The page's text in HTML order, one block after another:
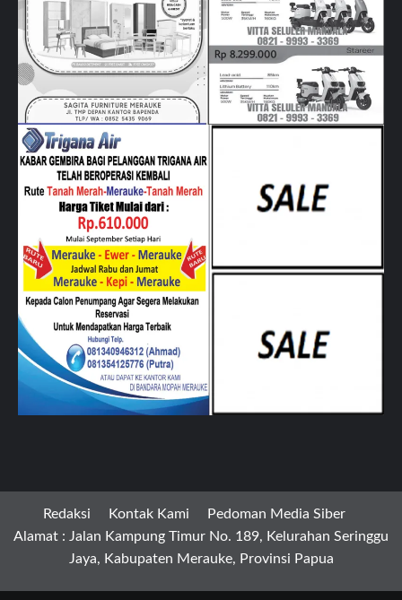
Redaksi Kontak Kami
Pedoman Media Siber
Alamat : Jalan Kampung Timur No. 189, Kelurahan Seringgu
Jaya, Kabupaten Merauke, Provinsi Papua